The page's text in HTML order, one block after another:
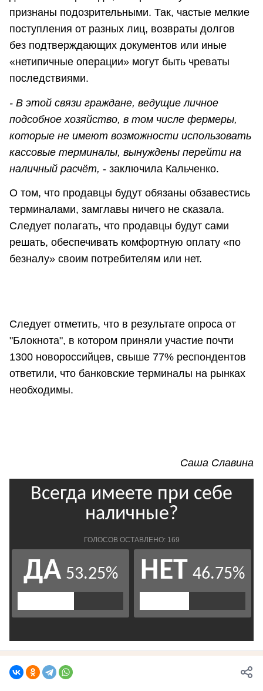
признаны подозрительными. Так, частые мелкие
поступления от разных лиц, возвраты долгов
без подтверждающих документов или иные
«нетипичные операции» могут быть чреваты
последствиями.
- В этой связи граждане, ведущие личное
подсобное хозяйство, в том числе фермеры,
которые не имеют возможности использовать
кассовые терминалы, вынуждены перейти на
наличный расчёт, - заключила Кальченко.
О том, что продавцы будут обязаны обзавестись
терминалами, замглавы ничего не сказала.
Следует полагать, что продавцы будут сами
решать, обеспечивать комфортную оплату «по
безналу» своим потребителям или нет.
Следует отметить, что в результате опроса от
"Блокнота", в котором приняли участие почти
1300 новороссийцев, свыше 77% респондентов
ответили, что банковские терминалы на рынках
необходимы.
Саша Славина